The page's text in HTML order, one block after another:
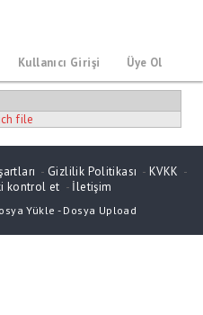
Kullanıcı Girişi Üye Ol
file
- Gizlilik Politikası - KVKK -
kontrol et - İletişim
Yükle - Dosya Upload